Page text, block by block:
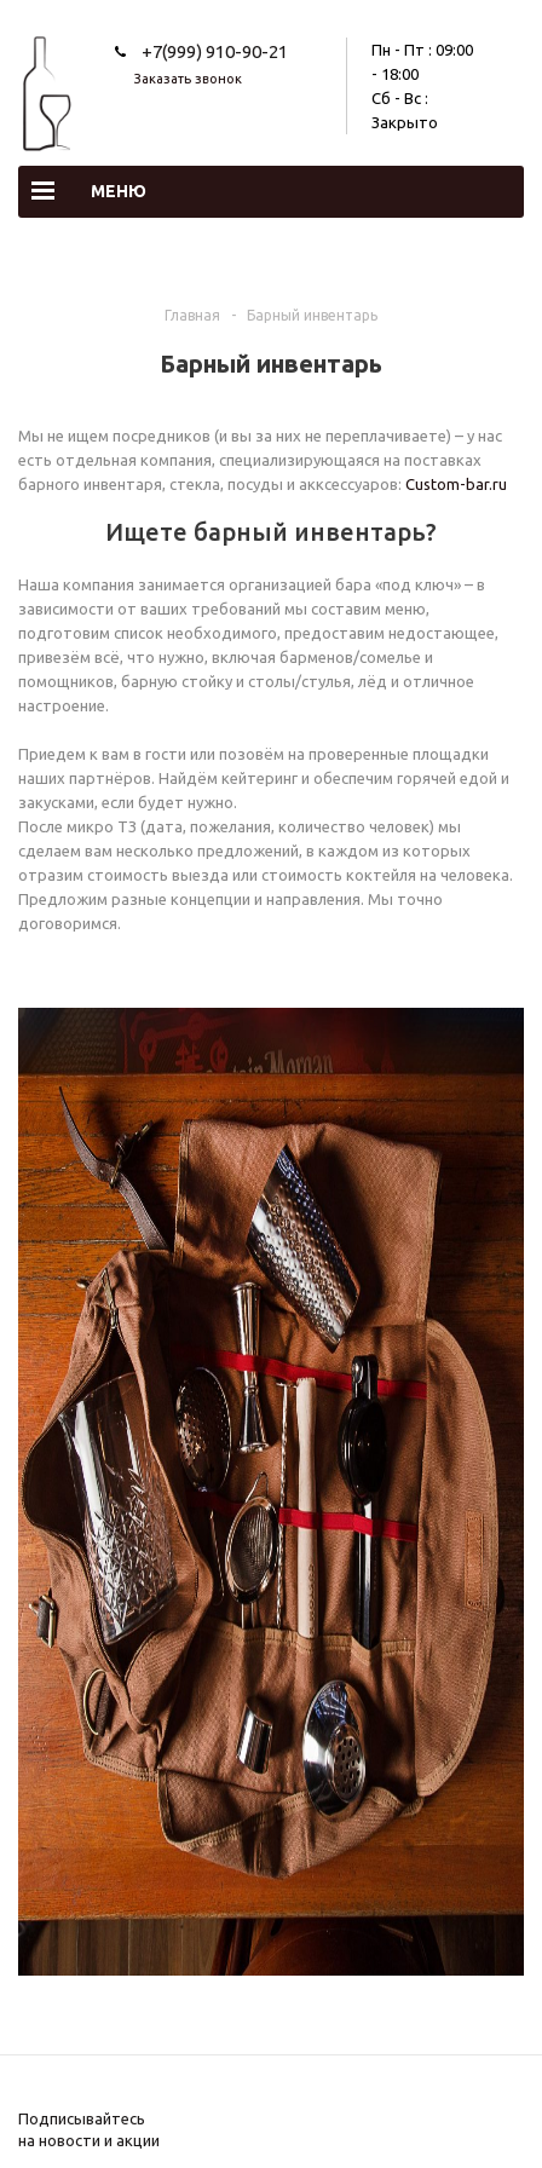
+7(999) 910-90-21
Заказать звонок
Пн - Пт : 09:00
- 18:00
Сб - Вс :
Закрыто
МЕНЮ
Главная - Барный инвентарь
Барный инвентарь
Мы не ищем посредников (и вы за них не переплачиваете) – у нас
есть отдельная компания, специализирующаяся на поставках
барного инвентаря, стекла, посуды и акксессуаров: Custom-bar.ru
Ищете барный инвентарь?
Наша компания занимается организацией бара «под ключ» – в
зависимости от ваших требований мы составим меню,
подготовим список необходимого, предоставим недостающее,
привезём всё, что нужно, включая барменов/сомелье и
помощников, барную стойку и столы/стулья, лёд и отличное
настроение.
Приедем к вам в гости или позовём на проверенные площадки
наших партнёров. Найдём кейтеринг и обеспечим горячей едой и
закусками, если будет нужно.
После микро ТЗ (дата, пожелания, количество человек) мы
сделаем вам несколько предложений, в каждом из которых
отразим стоимость выезда или стоимость коктейля на человека.
Предложим разные концепции и направления. Мы точно
договоримся.
Подписывайтесь
на новости и акции